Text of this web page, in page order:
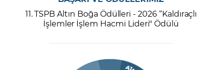
11. TSPB Altın Boğa Ödülleri - 2026 “Kaldıraçlı
İşlemler İşlem Hacmi Lideri" Ödülü